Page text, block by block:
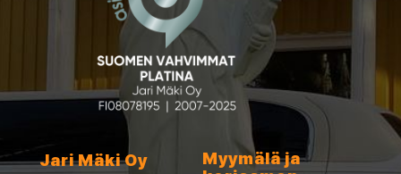
Jari Mäki Oy
Myymälä ja